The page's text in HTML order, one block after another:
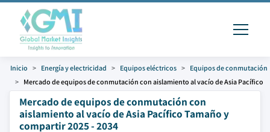
Inicio Energía y electricidad Equipos eléctricos
Equipos de conmutación
Mercado de equipos de conmutación con aislamiento al vacío de Asia Pacífico
Mercado de equipos de conmutación con
aislamiento al vacío de Asia Pacífico Tamaño y
compartir 2025 - 2034